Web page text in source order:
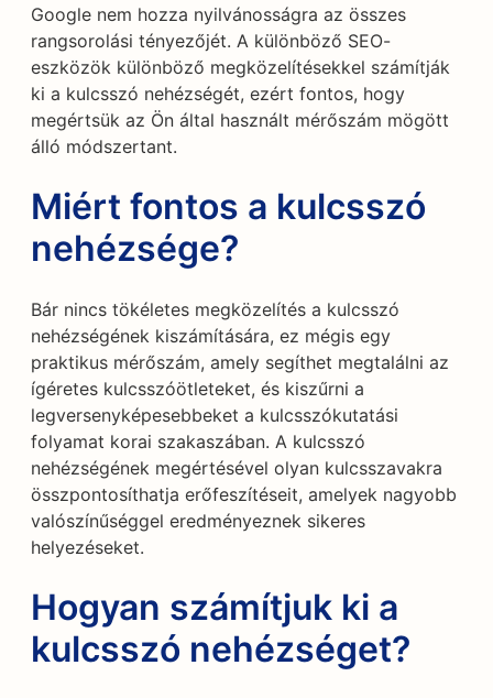
Google nem hozza nyilvánosságra az összes
rangsorolási tényezőjét. A különböző SEO-
eszközök különböző megközelítésekkel számítják
ki a kulcsszó nehézségét, ezért fontos, hogy
megértsük az Ön által használt mérőszám mögött
álló módszertant.
Miért fontos a kulcsszó
nehézsége?
Bár nincs tökéletes megközelítés a kulcsszó
nehézségének kiszámítására, ez mégis egy
praktikus mérőszám, amely segíthet megtalálni az
ígéretes kulcsszóötleteket, és kiszűrni a
legversenyképesebbeket a kulcsszókutatási
folyamat korai szakaszában. A kulcsszó
nehézségének megértésével olyan kulcsszavakra
összpontosíthatja erőfeszítéseit, amelyek nagyobb
valószínűséggel eredményeznek sikeres
helyezéseket.
Hogyan számítjuk ki a
kulcsszó nehézséget?